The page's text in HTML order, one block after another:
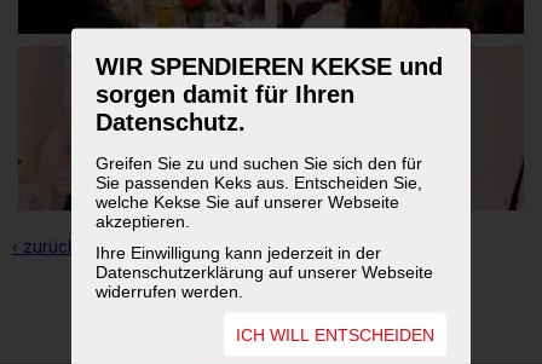
WIR SPENDIEREN KEKSE und
sorgen damit für Ihren
Datenschutz.
Greifen Sie zu und suchen Sie sich den für
Sie passenden Keks aus. Entscheiden Sie,
welche Kekse Sie auf unserer Webseite
akzeptieren.
Ihre Einwilligung kann jederzeit in der
Datenschutzerklärung auf unserer Webseite
widerrufen werden.
ICH WILL ENTSCHEIDEN
‹ zurück zur Übersicht